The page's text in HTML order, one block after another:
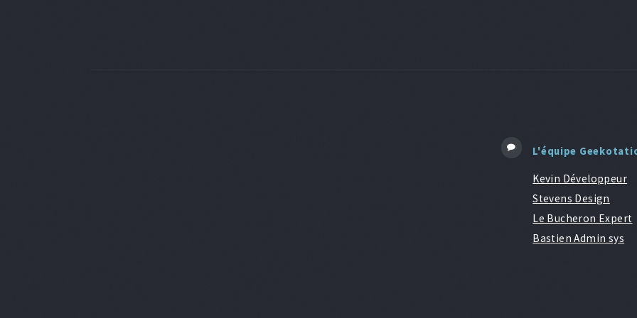
L'équipe
Kevin Développeur
Stevens Design
Le Bucheron Expert
Bastien Admin sys